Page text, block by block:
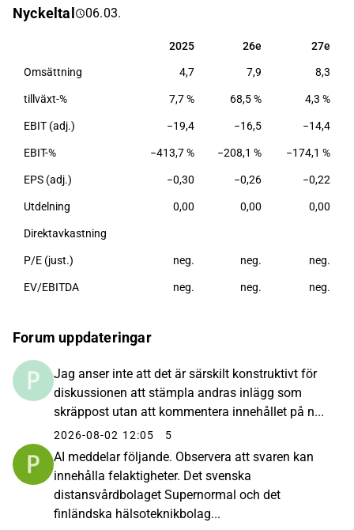
service och tillhörande kringtjänster. Verksamheten
Nyckeltal 06.03.
2025 26e 27e
2025 26e 27e
Omsättning 4,7 7,9 8,3
tillväxt-% 7,7 % 68,5 % 4,3 %
EBIT (adj.) −19,4 −16,5 −14,4
EBIT-% −413,7 % −208,1 % −174,1 %
EPS (adj.) −0,30 −0,26 −0,22
Utdelning 0,00 0,00 0,00
Direktavkastning
P/E (just.) neg. neg. neg.
EV/EBITDA neg. neg. neg.
Forum uppdateringar
Jag anser inte att det är särskilt konstruktivt för
diskussionen att stämpla andras inlägg som
skräppost utan att kommentera innehållet på n...
2026-08-02 12:05 5
AI meddelar följande. Observera att svaren kan
innehålla felaktigheter. Det svenska
distansvårdbolaget Supernormal och det
finländska hälsoteknikbolag...